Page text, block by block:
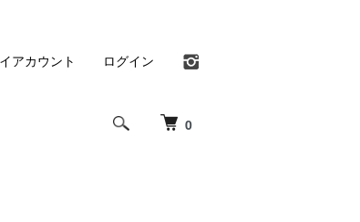
0
アカウント ログイン